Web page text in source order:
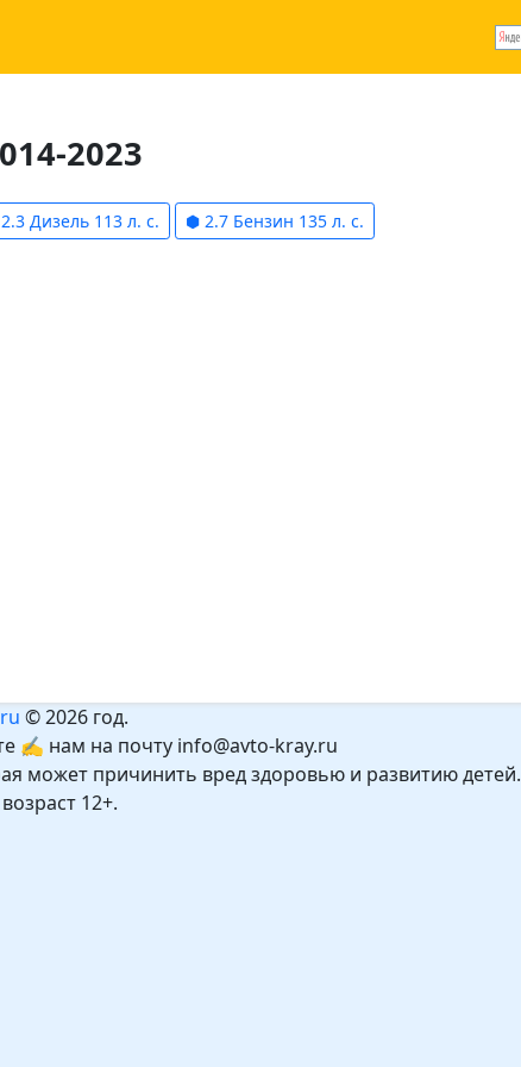
2023
Дизель 113 л. с. ⬢ 2.7 Бензин 135 л. с.
© 2026 год.
✍ нам на почту info@avto-kray.ru
может причинить вред здоровью и развитию детей.
12+.